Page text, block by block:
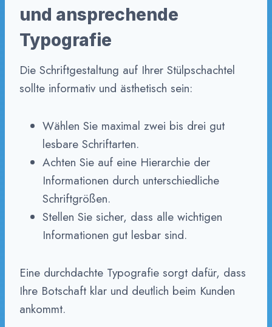
und ansprechende
Typografie
Die Schriftgestaltung auf Ihrer Stülpschachtel
sollte informativ und ästhetisch sein:
Wählen Sie maximal zwei bis drei gut
lesbare Schriftarten.
Achten Sie auf eine Hierarchie der
Informationen durch unterschiedliche
Schriftgrößen.
Stellen Sie sicher, dass alle wichtigen
Informationen gut lesbar sind.
Eine durchdachte Typografie sorgt dafür, dass
Ihre Botschaft klar und deutlich beim Kunden
ankommt.